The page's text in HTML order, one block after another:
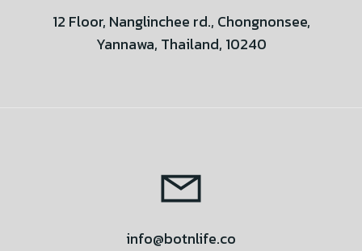
12 Floor, Nanglinchee rd., Chongnonsee,
Yannawa, Thailand, 10240
info@botnlife.co